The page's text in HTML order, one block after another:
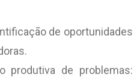
de oportunidades
produtiva de problemas: